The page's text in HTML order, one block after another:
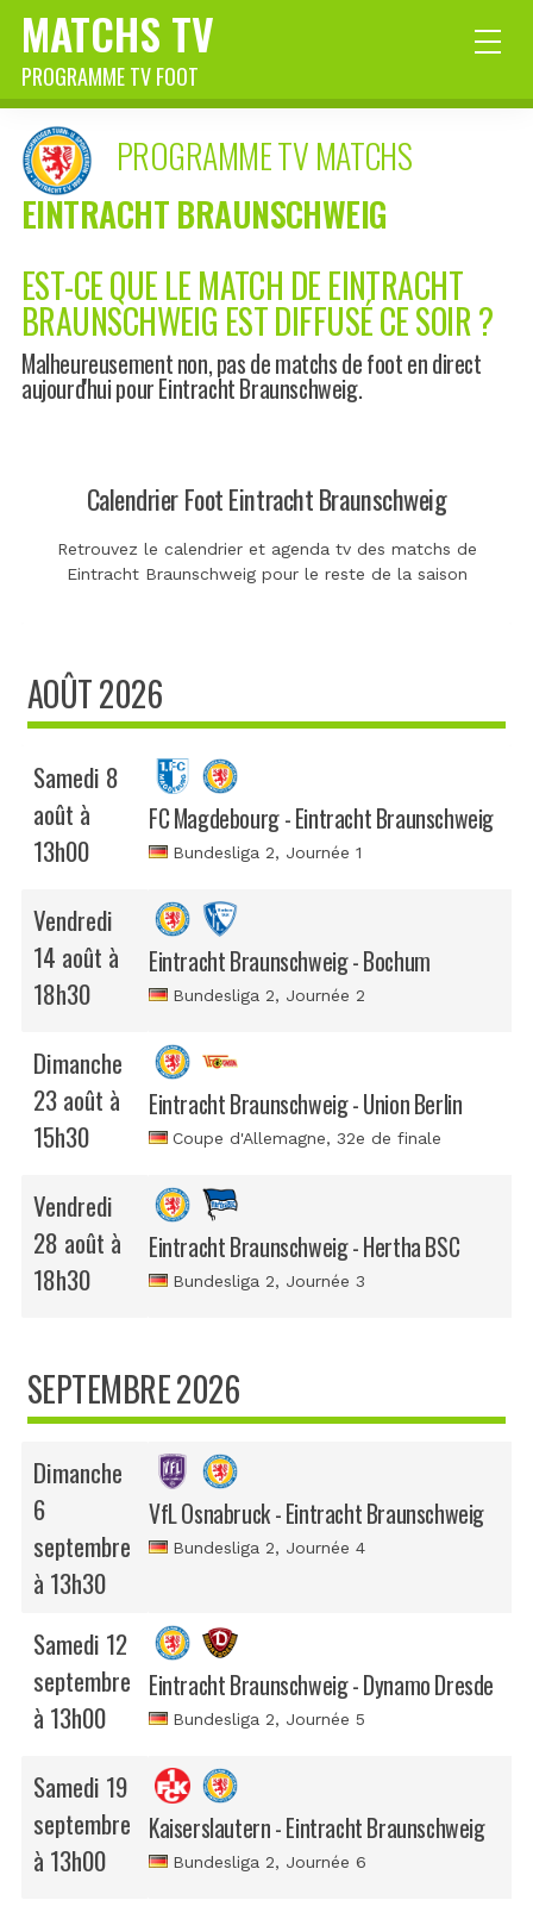
MATCHS TV
PROGRAMME TV FOOT
PROGRAMME TV MATCHS
EINTRACHT BRAUNSCHWEIG
EST-CE QUE LE MATCH DE EINTRACHT
BRAUNSCHWEIG EST DIFFUSÉ CE SOIR ?
Malheureusement non, pas de matchs de foot en direct
aujourd'hui pour Eintracht Braunschweig.
Calendrier Foot Eintracht Braunschweig
Retrouvez le calendrier et agenda tv des matchs de
Eintracht Braunschweig pour le reste de la saison
AOÛT 2026
Samedi 8
août à
13h00
FC Magdebourg - Eintracht Braunschweig
Bundesliga 2, Journée 1
Vendredi
14 août à
18h30
Eintracht Braunschweig - Bochum
Bundesliga 2, Journée 2
Dimanche
23 août à
15h30
Eintracht Braunschweig - Union Berlin
Coupe d'Allemagne, 32e de finale
Vendredi
28 août à
18h30
Eintracht Braunschweig - Hertha BSC
Bundesliga 2, Journée 3
SEPTEMBRE 2026
Dimanche
6
septembre
à 13h30
VfL Osnabruck - Eintracht Braunschweig
Bundesliga 2, Journée 4
Samedi 12
septembre
à 13h00
Eintracht Braunschweig - Dynamo Dresde
Bundesliga 2, Journée 5
Samedi 19
septembre
à 13h00
Kaiserslautern - Eintracht Braunschweig
Bundesliga 2, Journée 6